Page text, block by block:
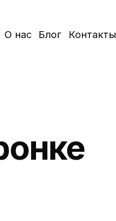
О нас Блог Контакты